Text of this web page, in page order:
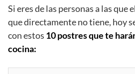
Si eres de las personas a las que
que directamente no tiene, hoy
con estos 10 postres que te
cocina: